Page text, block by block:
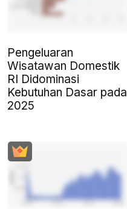
Pengeluaran
Wisatawan Domestik
RI Didominasi
Kebutuhan Dasar pada
2025